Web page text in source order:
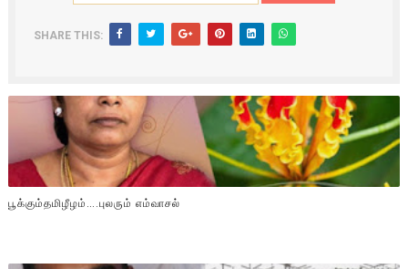
SHARE THIS:
பூக்கும்தமிழீழம்….புலரும் எம்வாசல்